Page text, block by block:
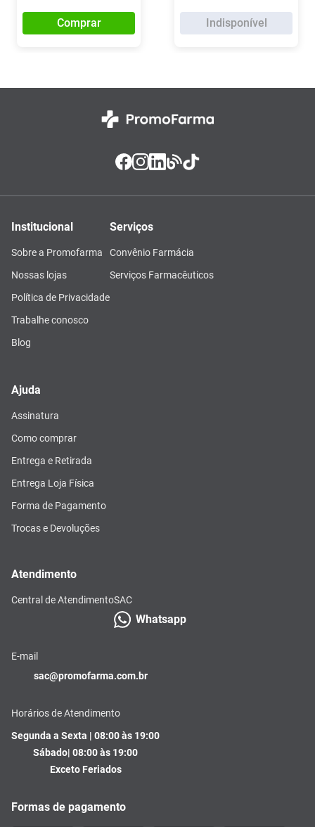
Comprar Indisponível
Institucional
Sobre a Promofarma
Nossas lojas
Política de Privacidade
Trabalhe conosco
Blog
Serviços
Convênio Farmácia
Serviços Farmacêuticos
Ajuda
Assinatura
Como comprar
Entrega e Retirada
Entrega Loja Física
Forma de Pagamento
Trocas e Devoluções
Atendimento
Central de AtendimentoSAC
Whatsapp
E-mail
sac@promofarma.com.br
Horários de Atendimento
Segunda a Sexta | 08:00 às 19:00
Sábado| 08:00 às 19:00
Exceto Feriados
Formas de pagamento